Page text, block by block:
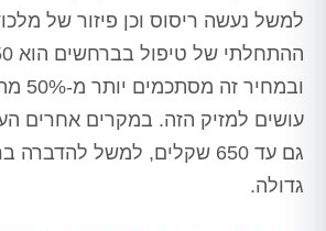
למשל נעשה ריסוס וכן פיזור של
עושים למזיק הזה. במקרים אחרים
גם עד 650 שקלים, למשל
גדולה.